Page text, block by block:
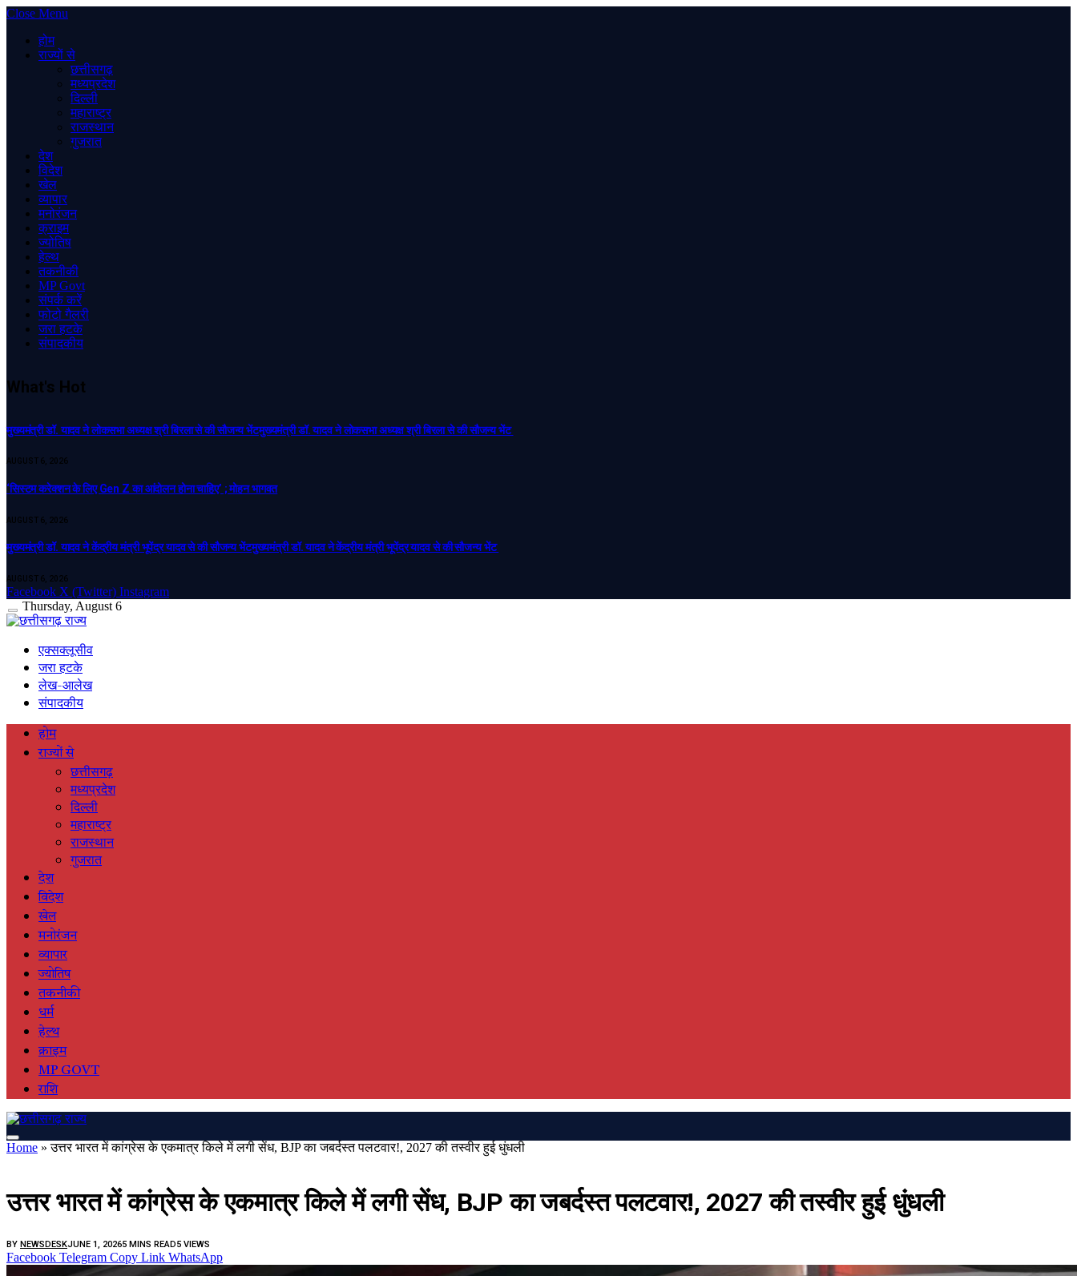
Close Menu
होम
राज्यों से
छत्तीसगढ़
मध्यप्रदेश
दिल्ली
महाराष्ट्र
राजस्थान
गुजरात
देश
विदेश
खेल
व्यापार
मनोरंजन
क्राइम
ज्योतिष
हेल्थ
तकनीकी
MP Govt
संपर्क करें
फोटो गैलरी
जरा हटके
संपादकीय
What's Hot
मुख्यमंत्री डॉ. यादव ने लोकसभा अध्यक्ष श्री बिरला से की सौजन्य भेंट​मुख्यमंत्री डॉ. यादव ने लोकसभा अध्यक्ष श्री बिरला से की सौजन्य भेंट
AUGUST 6, 2026
‘सिस्टम करेक्शन के लिए Gen Z का आंदोलन होना चाहिए’ ; मोहन भागवत
AUGUST 6, 2026
मुख्यमंत्री डॉ. यादव ने केंद्रीय मंत्री भूपेंद्र यादव से की सौजन्य भेंट​मुख्यमंत्री डॉ. यादव ने केंद्रीय मंत्री भूपेंद्र यादव से की सौजन्य भेंट
AUGUST 6, 2026
Facebook X (Twitter) Instagram
Thursday, August 6
एक्सक्लूसीव
जरा हटके
लेख-आलेख
संपादकीय
होम
राज्यों से
छत्तीसगढ़
मध्यप्रदेश
दिल्ली
महाराष्ट्र
राजस्थान
गुजरात
देश
विदेश
खेल
मनोरंजन
व्यापार
ज्योतिष
तकनीकी
धर्म
हेल्थ
क्राइम
MP GOVT
राशि
Home »उत्तर भारत में कांग्रेस के एकमात्र किले में लगी सेंध, BJP का जबर्दस्त पलटवार!, 2027 की तस्वीर हुई धुंधली
उत्तर भारत में कांग्रेस के एकमात्र किले में लगी सेंध, BJP का जबर्दस्त पलटवार!, 2027 की तस्वीर हुई धुंधली
BY NEWSDESKJUNE 1, 20265 MINS READ5 VIEWS
Facebook Telegram Copy Link WhatsApp